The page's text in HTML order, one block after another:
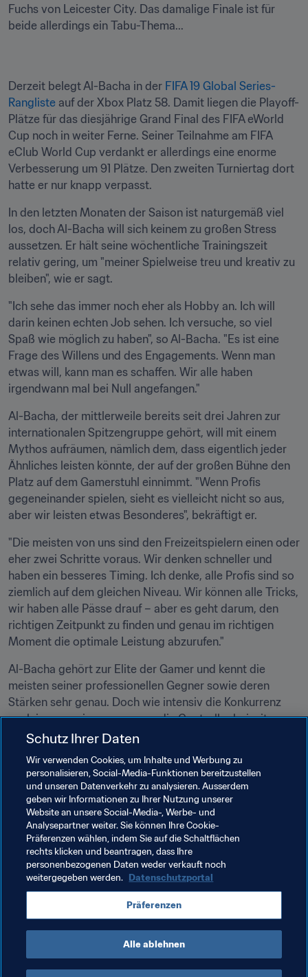
Fuchs von Leicester City. Das damalige Finale ist für
beide allerdings ein Tabu-Thema...
Derzeit belegt Al-Bacha in der FIFA 19 Global Series-
Rangliste auf der Xbox Platz 58. Damit liegen die Playoff-
Plätze für das diesjährige Grand Final des FIFA eWorld
Cup noch in weiter Ferne. Seiner Teilnahme am FIFA
eClub World Cup verdankt er allerdings eine enorme
Verbesserung um 91 Plätze. Den zweiten Turniertag dort
hatte er nur knapp verpasst.
In den letzten Monaten der Saison ist naturgemäß viel
los, doch Al-Bacha will sich keinem zu großen Stress
aussetzen. Er hält seine wöchentliche Trainingszeit
relativ gering, um "meiner Spielweise treu und kreativ zu
bleiben", wie er sagt.
"Ich sehe das immer noch eher als Hobby an. Ich will
darin keinen echten Job sehen. Ich versuche, so viel
Spaß wie möglich zu haben", so Al-Bacha. "Es ist eine
Frage des Willens und des Engagements. Wenn man
etwas will, kann man es schaffen. Wir alle haben
irgendwann mal bei Null angefangen."
Al-Bacha, der mittlerweile bereits seit drei Jahren zur
internationalen Spitzengruppe gehört, will mit einem
Mythos aufräumen, nämlich dem, dass eigentlich jeder
Ähnliches leisten könnte, der auf der großen Bühne den
Platz auf dem Gamerstuhl einnimmt. "Wenn Profis
gegeneinander spielen, sieht es vielleicht nicht so aus,
aber wir leisten etwas Besonderes", bekräftigt er.
"Die meisten von uns sind den Freizeitspielern einen oder
eher zwei Schritte voraus. Wir denken schneller und
haben ein besseres Timing. Ich denke, alle Profis sind so
ziemlich auf dem gleichen Niveau. Wir können alle Tricks,
wir haben alle Pässe drauf – aber es geht darum, den
richtigen Zeitpunkt zu finden und genau im richtigen
Moment die optimale Leistung abzurufen."
Al-Bacha gehört zur Elite der Gamer und kennt die
meisten seiner professionellen Gegner sowie deren
Stärken sehr genau. Doch wie intensiv die Konkurrenz
auch immer sein mag – wenn die Controller beiseite
gelegt sind, beginnt die Zeit, die Al-Bacha in der FIFA
"Ich denke, dass wir wirklich eine sehr gute Community
haben. Alle sind sehr nett zueinander und jeder
unterstützt den anderen. Ich denke, dass man sich
gegenseitig mit viel Respekt begegnet. Wir sind alle cool
und locker und alle verhalten sich sehr professionell.
Ich hoffe, dass das so bleibt, auch wenn wir uns nun
allmählich der entscheidenden Phase der Saison nähern
und die Spannung immer weiter steigt!"
Schutz Ihrer Daten
Wir verwenden Cookies, um Inhalte und Werbung zu
personalisieren, Social-Media-Funktionen bereitzustellen
und unseren Datenverkehr zu analysieren. Ausserdem
geben wir Informationen zu Ihrer Nutzung unserer
Website an unsere Social-Media-, Werbe- und
Analysepartner weiter. Sie können Ihre Cookie-
Präferenzen wählen, indem Sie auf die Schaltflächen
rechts klicken und beantragen, dass Ihre
personenbezogenen Daten weder verkauft noch
weitergegeben werden. Datenschutzportal
Präferenzen
Alle ablehnen